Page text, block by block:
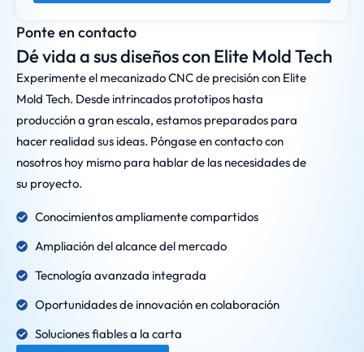
Ponte en contacto
Dé vida a sus diseños con Elite Mold Tech
Experimente el mecanizado CNC de precisión con Elite
Mold Tech. Desde intrincados prototipos hasta
producción a gran escala, estamos preparados para
hacer realidad sus ideas. Póngase en contacto con
nosotros hoy mismo para hablar de las necesidades de
su proyecto.
Conocimientos ampliamente compartidos
Ampliación del alcance del mercado
Tecnología avanzada integrada
Oportunidades de innovación en colaboración
Soluciones fiables a la carta